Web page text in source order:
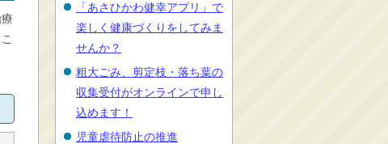
「あさひかわ健幸アプリ」で
楽しく健康づくりをしてみま
せんか？
粗大ごみ、剪定枝・落ち葉の
収集受付がオンラインで申し
込めます！
児童虐待防止の推進